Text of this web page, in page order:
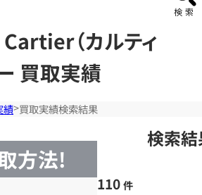
Cartier（カルティ
買取実績
績 買取実績検索結果
方法!
検索
110 件